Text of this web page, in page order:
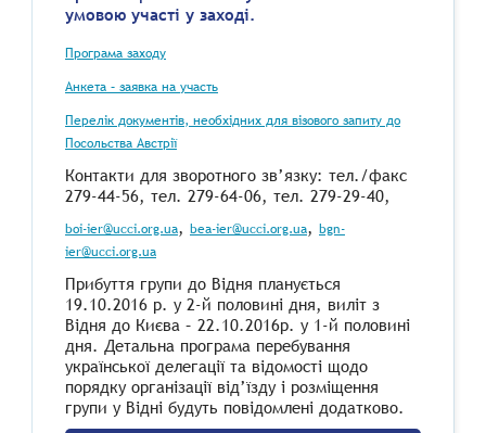
умовою участі у заході.
Програма заходу
Анкета – заявка на участь
Перелік документів, необхідних для візового запиту до
Посольства Австрії
Контакти для зворотного зв’язку: тел./факс
279-44-56, тел. 279-64-06, тел. 279-29-40,
boi-ier@ucci.org.ua, bea-ier@ucci.org.ua, bgn-
ier@ucci.org.ua
Прибуття групи до Відня планується
19.10.2016 р. у 2-й половині дня, виліт з
Відня до Києва – 22.10.2016р. у 1-й половині
дня. Детальна програма перебування
української делегації та відомості щодо
порядку організації від’їзду і розміщення
групи у Відні будуть повідомлені додатково.